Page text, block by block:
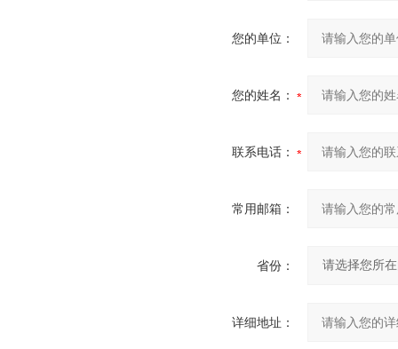
您的单位：
您的姓名：
联系电话：
常用邮箱：
省份：
详细地址：